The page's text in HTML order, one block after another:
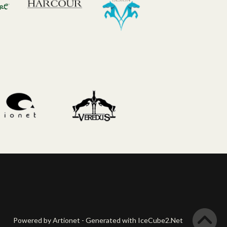
Powered by Artionet - Generated with IceCube2.Net